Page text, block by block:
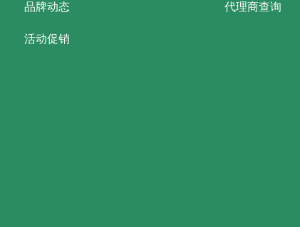
品牌动态
活动促销
代理商查询